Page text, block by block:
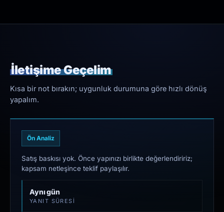
İletişime Geçelim
Kısa bir not bırakın; uygunluk durumuna göre hızlı dönüş
yapalım.
Ön Analiz
Satış baskısı yok. Önce yapınızı birlikte değerlendiririz;
kapsam netleşince teklif paylaşılır.
Aynı gün
YANIT SÜRESI